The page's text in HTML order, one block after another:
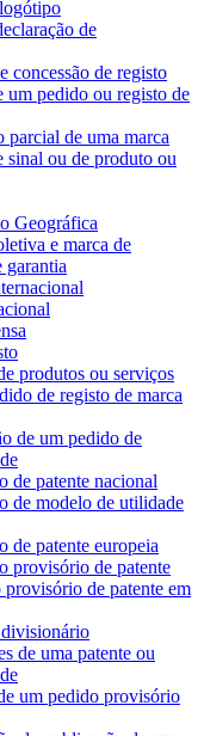
de
concessão de registo
um pedido ou registo de
parcial de uma marca
sinal ou de produto ou
Geográfica
e marca de
garantia
produtos ou serviços
de registo de marca
de um pedido de
de patente nacional
de modelo de utilidade
de patente europeia
provisório de patente
de patente em
de uma patente ou
um pedido provisório